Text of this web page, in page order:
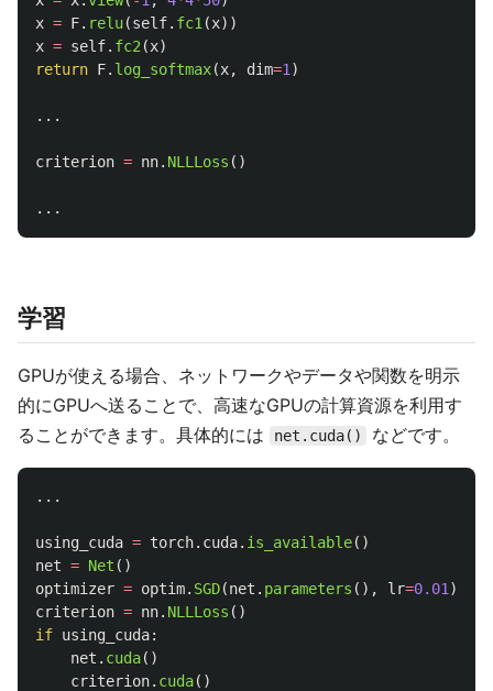
x = F. relu(self. fc1 (x))
x = self. fc2 (x)
return F. log_softmax(x, dim=1 )
...
criterion = nn. NLLLoss ()
...
学習
GPUが使える場合、ネットワークやデータや関数を明示
的にGPUへ送ることで、高速なGPUの計算資源を利用す
ることができます。具体的には
net.cuda() などです。
...
using_cuda = torch. cuda. is_available()
net = Net ()
optimizer = optim. SGD(net . parameters (), lr=0.01 )
criterion = nn. NLLLoss ()
if using_cuda:
net . cuda()
criterion. cuda()